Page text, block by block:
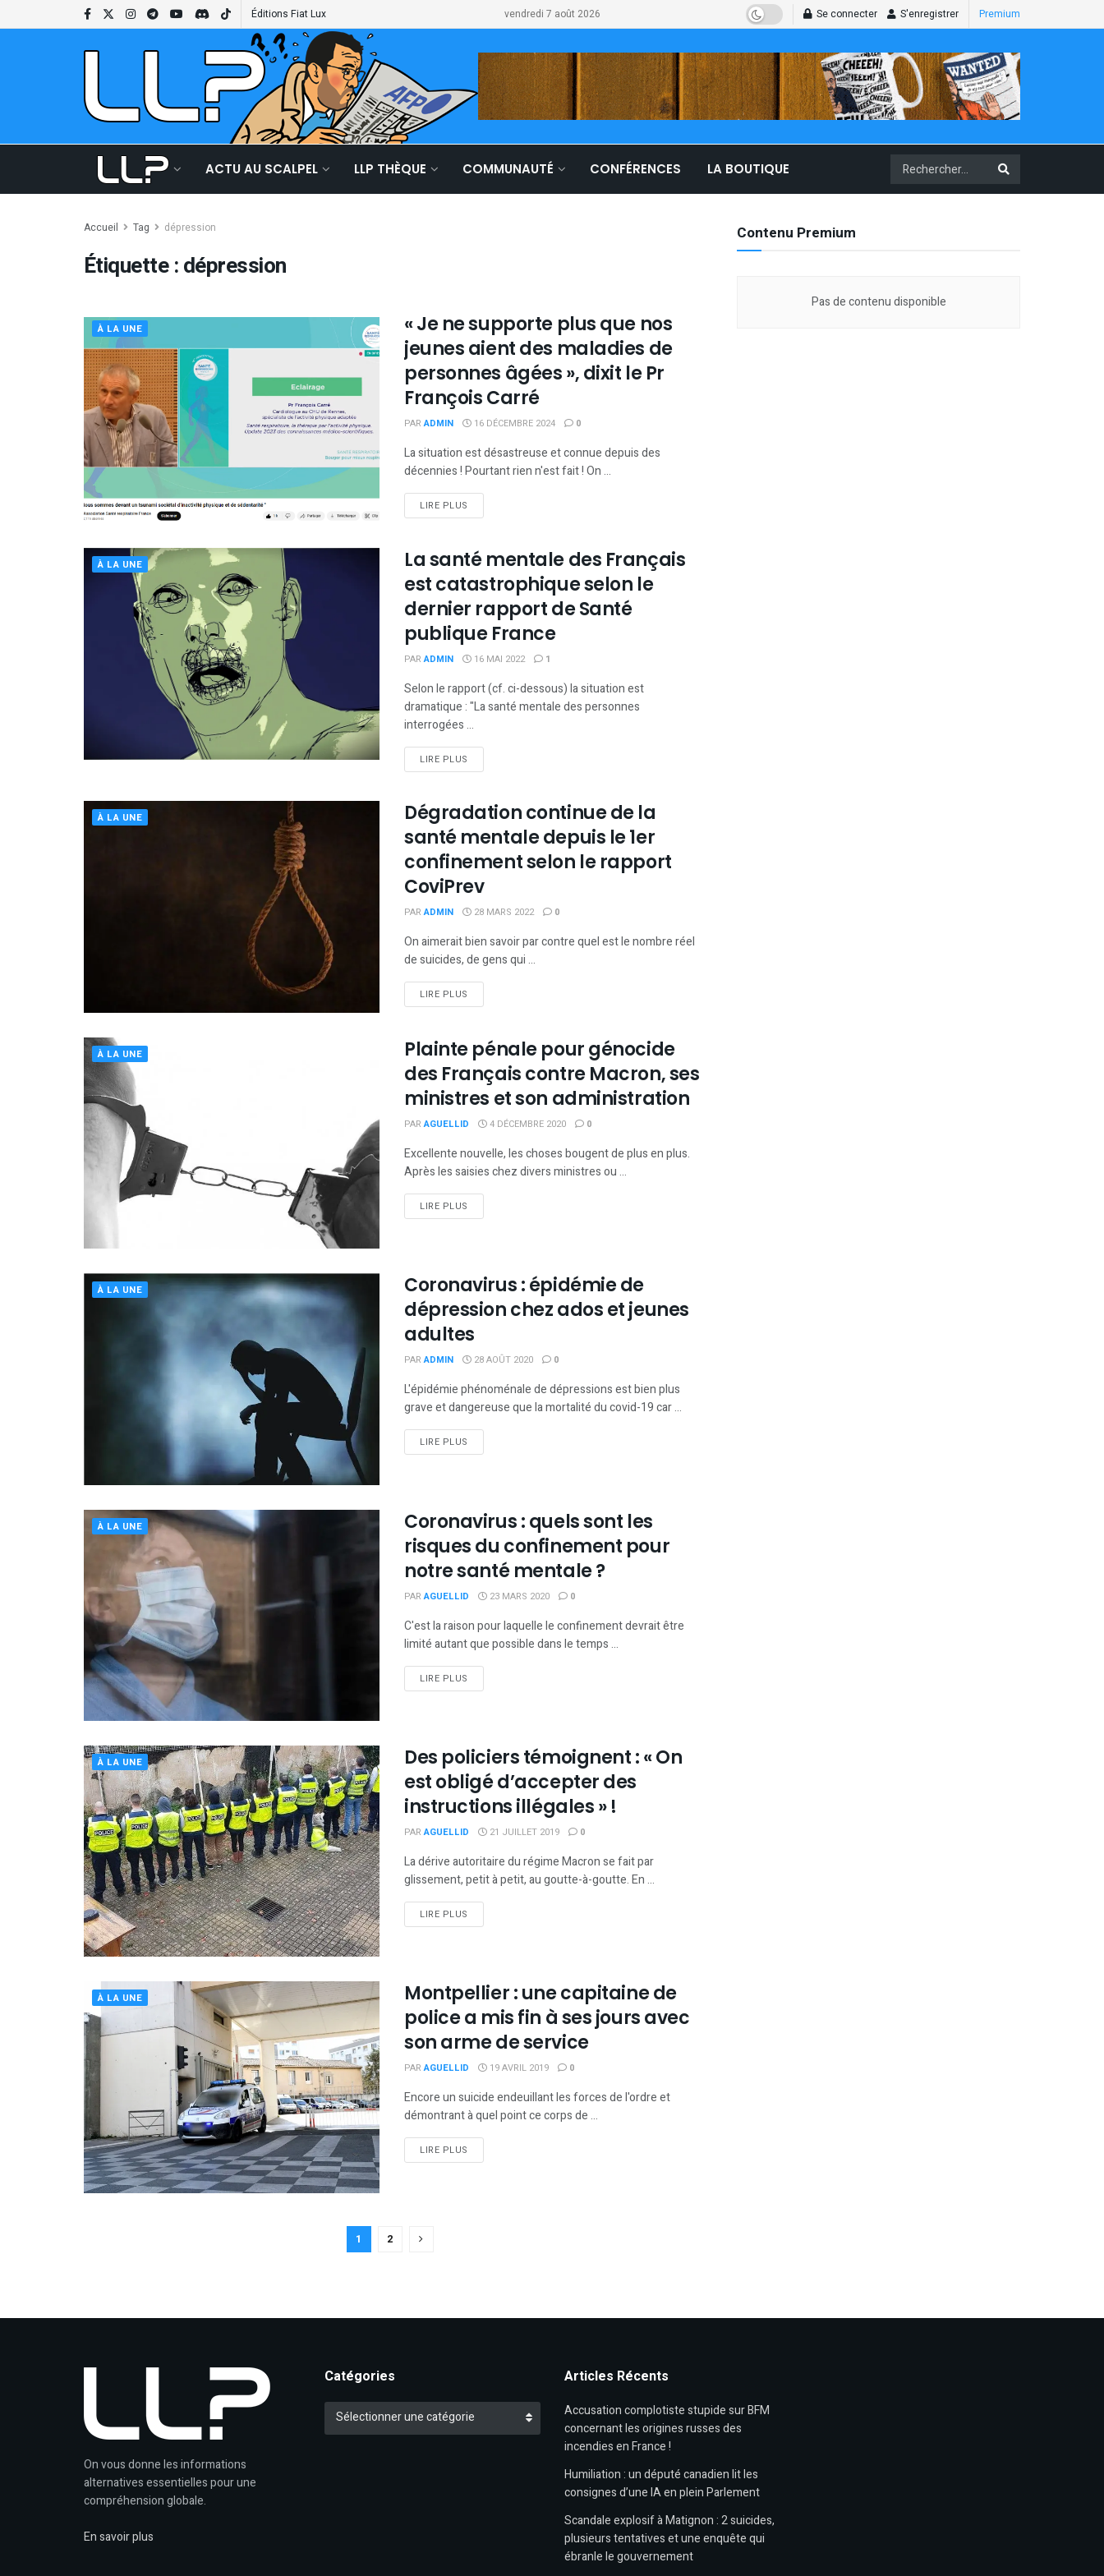
Éditions Fiat Lux vendredi 7 août 2026 Se connecter S'enregistrer Premium
ACTU AU SCALPEL LLP THÈQUE COMMUNAUTÉ CONFÉRENCES LA BOUTIQUE
Accueil Tag dépression
Étiquette :dépression
À LA UNE
« Je ne supporte plus que nos
jeunes aient des maladies de
personnes âgées », dixit le Pr
François Carré
PAR ADMIN 16 DÉCEMBRE 2024 0
La situation est désastreuse et connue depuis des
décennies ! Pourtant rien n'est fait ! On ...
LIRE PLUS
À LA UNE
La santé mentale des Français
est catastrophique selon le
dernier rapport de Santé
publique France
PAR ADMIN 16 MAI 2022 1
Selon le rapport (cf. ci-dessous) la situation est
dramatique : "La santé mentale des personnes
interrogées ...
LIRE PLUS
À LA UNE
Dégradation continue de la
santé mentale depuis le 1er
confinement selon le rapport
CoviPrev
PAR ADMIN 28 MARS 2022 0
On aimerait bien savoir par contre quel est le nombre réel
de suicides, de gens qui ...
LIRE PLUS
À LA UNE
Plainte pénale pour génocide
des Français contre Macron, ses
ministres et son administration
PAR AGUELLID 4 DÉCEMBRE 2020 0
Excellente nouvelle, les choses bougent de plus en plus.
Après les saisies chez divers ministres ou ...
LIRE PLUS
À LA UNE
Coronavirus : épidémie de
dépression chez ados et jeunes
adultes
PAR ADMIN 28 AOÛT 2020 0
L'épidémie phénoménale de dépressions est bien plus
grave et dangereuse que la mortalité du covid-19 car ...
LIRE PLUS
À LA UNE
Coronavirus : quels sont les
risques du confinement pour
notre santé mentale ?
PAR AGUELLID 23 MARS 2020 0
C'est la raison pour laquelle le confinement devrait être
limité autant que possible dans le temps ...
LIRE PLUS
À LA UNE
Des policiers témoignent : « On
est obligé d’accepter des
instructions illégales » !
PAR AGUELLID 21 JUILLET 2019 0
La dérive autoritaire du régime Macron se fait par
glissement, petit à petit, au goutte-à-goutte. En ...
LIRE PLUS
À LA UNE
Montpellier : une capitaine de
police a mis fin à ses jours avec
son arme de service
PAR AGUELLID 19 AVRIL 2019 0
Encore un suicide endeuillant les forces de l'ordre et
démontrant à quel point ce corps de ...
LIRE PLUS
1 2
Contenu Premium
Pas de contenu disponible
On vous donne les informations
alternatives essentielles pour une
compréhension globale.
En savoir plus
Catégories
Catégories
Sélectionner une catégorie
Articles Récents
Accusation complotiste stupide sur BFM
concernant les origines russes des
incendies en France !
Humiliation : un député canadien lit les
consignes d’une IA en plein Parlement
Scandale explosif à Matignon : 2 suicides,
plusieurs tentatives et une enquête qui
ébranle le gouvernement